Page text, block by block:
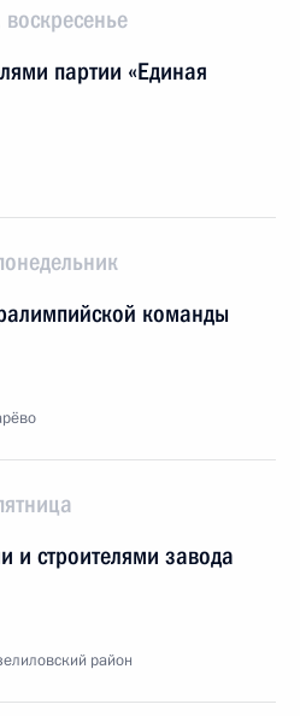
партии «Единая
команды
и строителями завода
район